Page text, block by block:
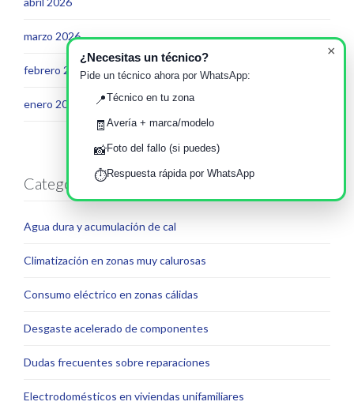
marzo 2026
febrero 2026
enero 2026
Categorías
Agua dura y acumulación de cal
Climatización en zonas muy calurosas
Consumo eléctrico en zonas cálidas
Desgaste acelerado de componentes
Dudas frecuentes sobre reparaciones
Electrodomésticos en viviendas unifamiliares
×
¿Necesitas un técnico?
Pide un técnico ahora por WhatsApp:
📍Técnico en tu zona
🧾 Avería + marca/modelo
📸Foto del fallo (si puedes)
⏱️Respuesta rápida por WhatsApp